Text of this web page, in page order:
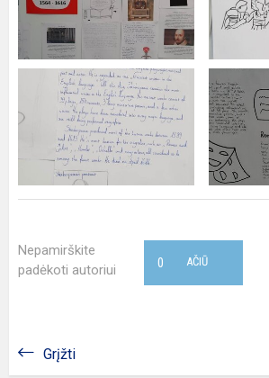
Nepamirškite
padėkoti autoriui
AČIŪ
0
Grįžti